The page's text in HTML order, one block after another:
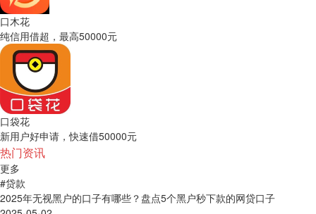
口木花
纯信用借超，最高50000元
口袋花
新用户好申请，快速借50000元
热门资讯
更多
#贷款
2025年无视黑户的口子有哪些？盘点5个黑户秒下款的网贷口子